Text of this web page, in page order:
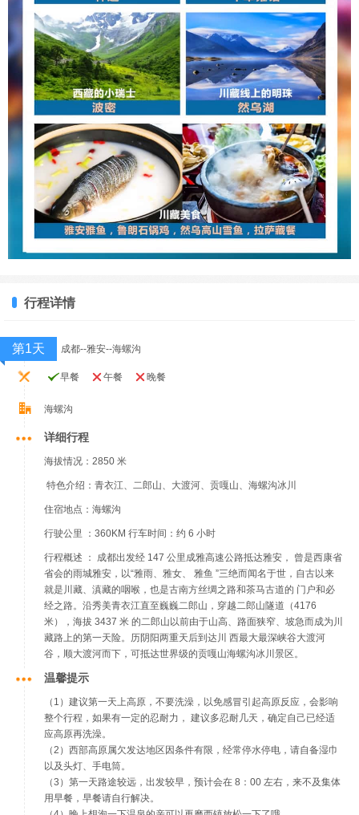
行程详情
第1天 成都--雅安--海螺沟
早餐 午餐 晚餐
海螺沟
详细行程
海拔情况：2850 米
特色介绍：青衣江、二郎山、大渡河、贡嘎山、海螺沟冰川
住宿地点：海螺沟
行驶公里 ：360KM 行车时间：约 6 小时
行程概述 ： 成都出发经 147 公里成雅高速公路抵达雅安， 曾是西康省
省会的雨城雅安，以“雅雨、雅女、 雅鱼 ”三绝而闻名于世，自古以来
就是川藏、滇藏的咽喉，也是古南方丝绸之路和茶马古道的 门户和必
经之路。沿秀美青衣江直至巍巍二郎山，穿越二郎山隧道（4176
米），海拔 3437 米 的二郎山以前由于山高、路面狭窄、坡急而成为川
藏路上的第一天险。历阴阳两重天后到达川 西最大最深峡谷大渡河
谷，顺大渡河而下，可抵达世界级的贡嘎山海螺沟冰川景区。
温馨提示
（1）建议第一天上高原，不要洗澡，以免感冒引起高原反应，会影响
整个行程，如果有一定的忍耐力， 建议多忍耐几天，确定自己已经适
应高原再洗澡。
（2）西部高原属欠发达地区因条件有限，经常停水停电，请自备湿巾
以及头灯、手电筒。
（3）第一天路途较远，出发较早，预计会在 8：00 左右，来不及集体
用早餐，早餐请自行解决。